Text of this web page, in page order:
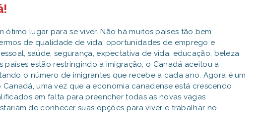
ótimo lugar para se viver. Não há muitos países tão bem
de qualidade de vida, oportunidades de emprego e
saúde, segurança, expectativa de vida, educação, beleza
estão restringindo a imigração, o Canadá aceitou a
o número de imigrantes que recebe a cada ano. Agora é um
uma vez que a economia canadense está crescendo
em falta para preencher todas as novas vagas
de conhecer suas opções para viver e trabalhar no